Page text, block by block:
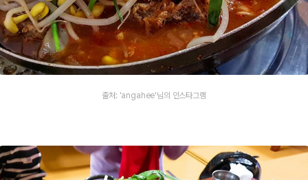
출처: 'angahee'님의 인스타그램